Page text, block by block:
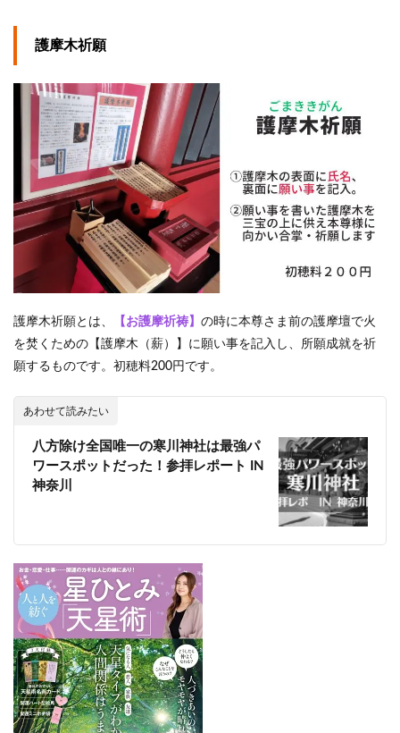
護摩木祈願
護摩木祈願とは、 【お護摩祈祷】 の時に本尊さま前の護摩壇で火
を焚くための【護摩木（薪）】に願い事を記入し、所願成就を祈
願するものです。初穂料200円です。
あわせて読みたい
八方除け全国唯一の寒川神社は最強パ
ワースポットだった！参拝レポート IN
神奈川